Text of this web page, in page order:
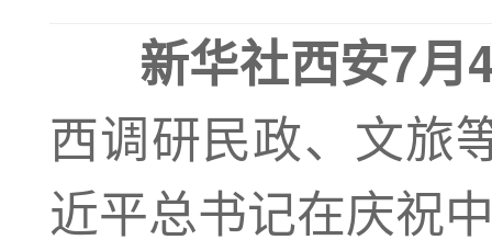
新华社西安7月
西调研民政、文旅
近平总书记在庆祝